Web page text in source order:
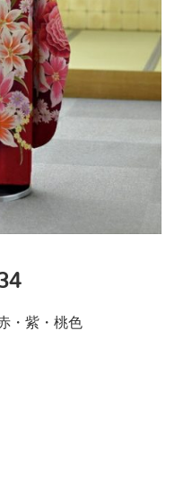
・紫・桃色